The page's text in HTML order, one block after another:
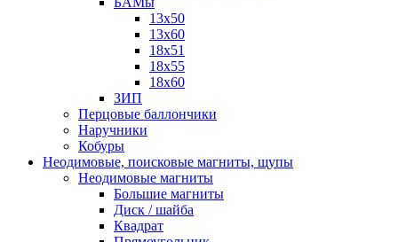
13х50
13х60
18х51
18х55
18х60
ЗИП
Перцовые баллончики
Наручники
Кобуры
Неодимовые, поисковые магниты, щупы
Неодимовые магниты
Большие магниты
Диск / шайба
Квадрат